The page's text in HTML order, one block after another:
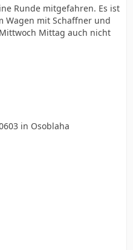
Runde mitgefahren. Es ist
Wagen mit Schaffner und
Mittag auch nicht
in Osoblaha